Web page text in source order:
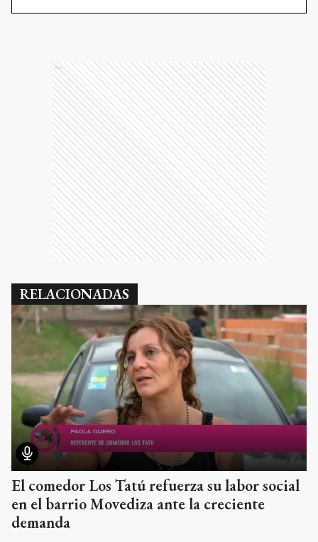
Ads
RELACIONADAS
El comedor Los Tatú refuerza su labor social
en el barrio Movediza ante la creciente
demanda